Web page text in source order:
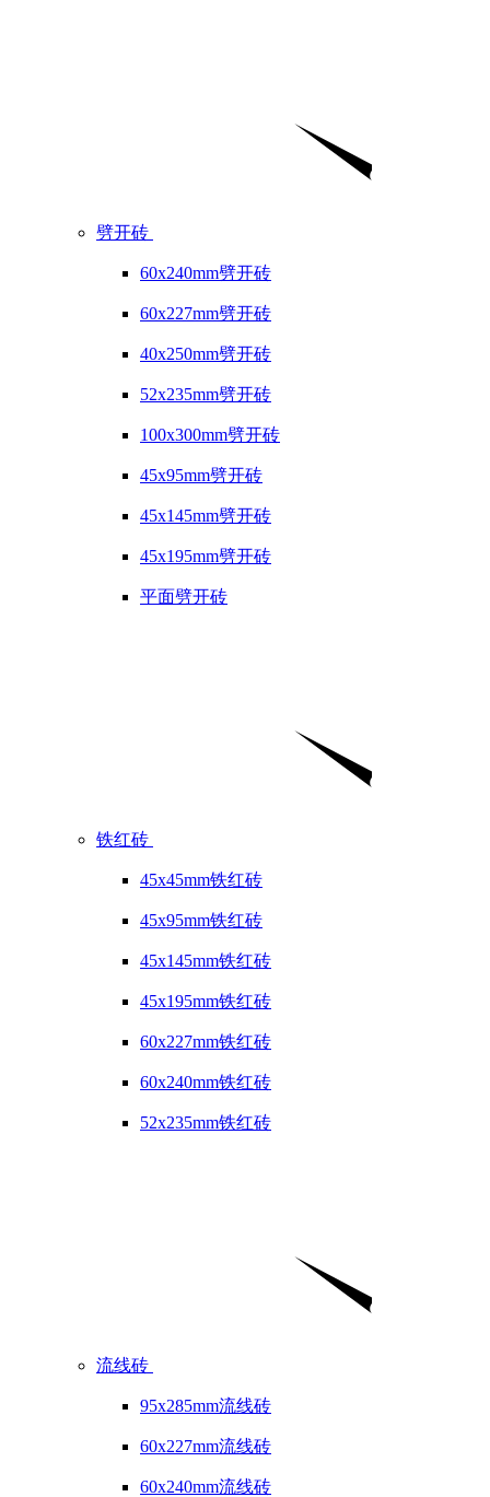
劈开砖
60x240mm劈开砖
60x227mm劈开砖
40x250mm劈开砖
52x235mm劈开砖
100x300mm劈开砖
45x95mm劈开砖
45x145mm劈开砖
45x195mm劈开砖
平面劈开砖
铁红砖
45x45mm铁红砖
45x95mm铁红砖
45x145mm铁红砖
45x195mm铁红砖
60x227mm铁红砖
60x240mm铁红砖
52x235mm铁红砖
流线砖
95x285mm流线砖
60x227mm流线砖
60x240mm流线砖